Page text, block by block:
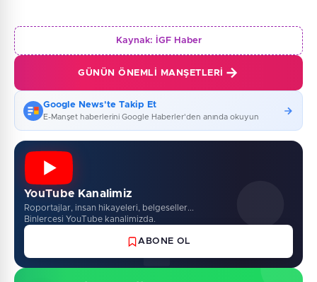
Kaynak: İGF Haber
GÜNÜN ÖNEMLI MANŞETLERI
Google News'te Takip Et
E-Manşet haberlerini Google Haberler'den anında okuyun
YouTube Kanalimiz
Roportajlar, insan hikayeleri, belgeseller...
Binlercesi YouTube kanalimizda.
ABONE OL